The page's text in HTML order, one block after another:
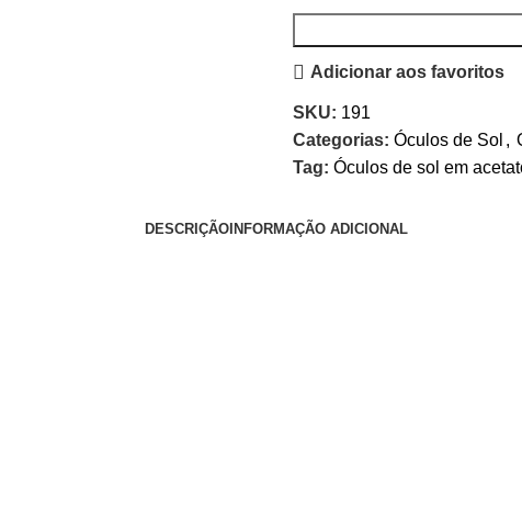
Adicionar aos favoritos
SKU: 191
Categorias: Óculos de Sol ,
Tag: Óculos de sol em
DESCRIÇÃO INFORMAÇÃO ADICIONAL